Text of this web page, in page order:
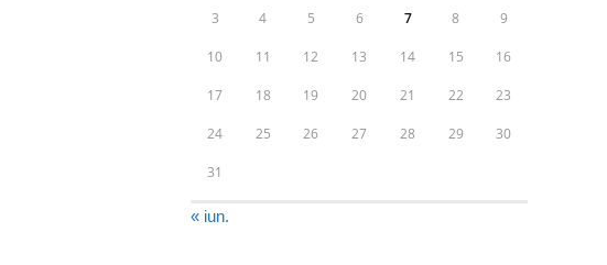
3 4 5 6 7 8 9
10 11 12 13 14 15 16
17 18 19 20 21 22 23
24 25 26 27 28 29 30
31
« iun.